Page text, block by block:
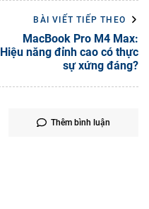
BÀI VIẾT TIẾP THEO
MacBook Pro M4 Max:
Hiệu năng đỉnh cao có thực
sự xứng đáng?
Thêm bình luận